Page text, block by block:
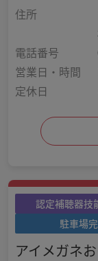
住所
電話番号
営業日・時間
定休日
認定補聴器技
駐車場
アイメガネ